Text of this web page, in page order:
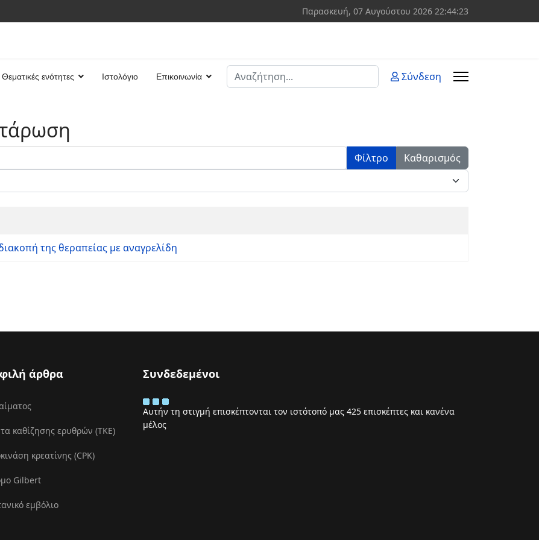
Παρασκευή, 07 Αυγούστου 2026 22:44:23
Θεματικές ενότητες Ιστολόγιο Επικοινωνία
Αναζήτηση
Σύνδεση
Φίλτρο
Καθαρισμός
της θεραπείας με αναγρελίδη
άρθρα
καθίζησης ερυθρών (ΤΚΕ)
κρεατίνης (CPK)
Gilbert
εμβόλιο
Συνδεδεμένοι
Αυτήν τη στιγμή επισκέπτονται τον ιστότοπό μας 425 επισκέπτες και κανένα
μέλος